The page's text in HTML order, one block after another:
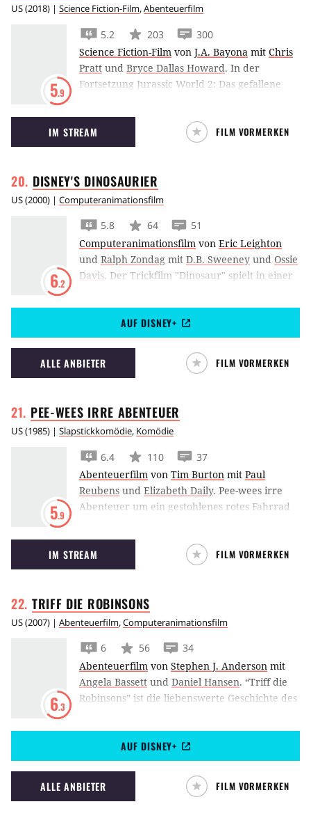
US(2018) | Science Fiction-Film,Abenteuerfilm
5.9
5.2 203
300
Science Fiction-Film von J.A. Bayona mit Chris
Pratt und Bryce Dallas Howard. In der
Fortsetzung Jurassic World 2: Das gefallene
Dallas Howard ihre Dinosaurier vor einem
Vulkanausbruch zu retten, geraten dabei aber
selbst in Gefahr.
IM STREAM FILM VORMERKEN
DISNEY'S DINOSAURIER
US(2000) | Computeranimationsfilm
6.2
5.8 64
51
Computeranimationsfilm von Eric Leighton
und Ralph Zondag mit D.B. Sweeney und Ossie
Davis. Der Trickfilm "Dinosaur" spielt in einer
- kurz bevor ein riesiger Komet die
Dinosaurier auslöscht. Der Saurier Aladar
verlebt eine glückliche Kindheit bei den
Lemuren, die das verwaiste Dinobaby
adoptiert haben. Als Meteoritenschläge ihre
zu erkunden. Dabei legt sich Aladar mit dem
Anführer an. Außerdem sind zwei
Carnosaurier der Herde auf der Spur.
AUF DISNEY+
ALLE ANBIETER FILM VORMERKEN
PEE-WEES IRRE ABENTEUER
US(1985) | Slapstickkomödie, Komödie
5.9
6.4 110
37
Abenteuerfilm von Tim Burton mit Paul
Reubens und Elizabeth Daily. Pee-wees irre
Abenteuer um ein gestohlenes rotes Fahrrad
seinem Star Paul Reubens den Durchbruch.
IM STREAM FILM VORMERKEN
TRIFF DIE ROBINSONS
US(2007) | Abenteuerfilm,Computeranimationsfilm
6.3
6 56
34
Abenteuerfilm von Stephen J. Anderson mit
Angela Bassett und Daniel Hansen. “Triff die
Robinsons” ist die liebenswerte Geschichte des
geheimnisvollen Freundes Wilbur Robinson.
Wilbur ist ein Junge, der in der Zukunft lebt,
und beide reisen in diese atemberaubende
und spannende Zukunftswelt. Dort treffen wir
die exzentrische Familie von Wilbur – die
AUF DISNEY+
ALLE ANBIETER FILM VORMERKEN